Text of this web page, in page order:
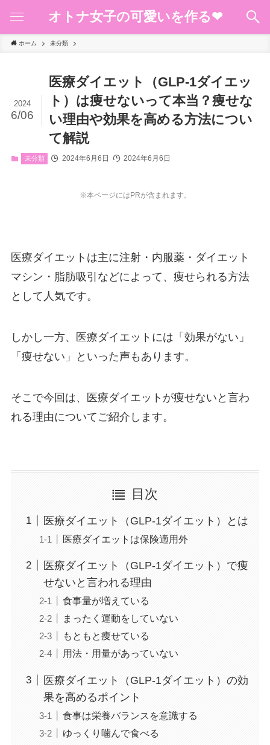
オトナ女子の可愛いを作る❤︎
ホーム 未分類
医療ダイエット（GLP-1ダイエッ
ト）は痩せないって本当？痩せな
い理由や効果を高める方法につい
て解説
2024
6/06
未分類 2024年6月6日 2024年6月6日
※本ページにはPRが含まれます。
医療ダイエットは主に注射・内服薬・ダイエット
マシン・脂肪吸引などによって、痩せられる方法
として人気です。
しかし一方、医療ダイエットには「効果がない」
「痩せない」といった声もあります。
そこで今回は、医療ダイエットが痩せないと言わ
れる理由についてご紹介します。
目次
医療ダイエット（GLP-1ダイエット）とは
医療ダイエットは保険適用外
医療ダイエット（GLP-1ダイエット）で痩
せないと言われる理由
食事量が増えている
まったく運動をしていない
もともと痩せている
用法・用量があっていない
医療ダイエット（GLP-1ダイエット）の効
果を高めるポイント
食事は栄養バランスを意識する
ゆっくり噛んで食べる